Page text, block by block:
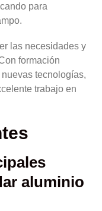
para
las necesidades y
formación
tecnologías,
trabajo en
aluminio